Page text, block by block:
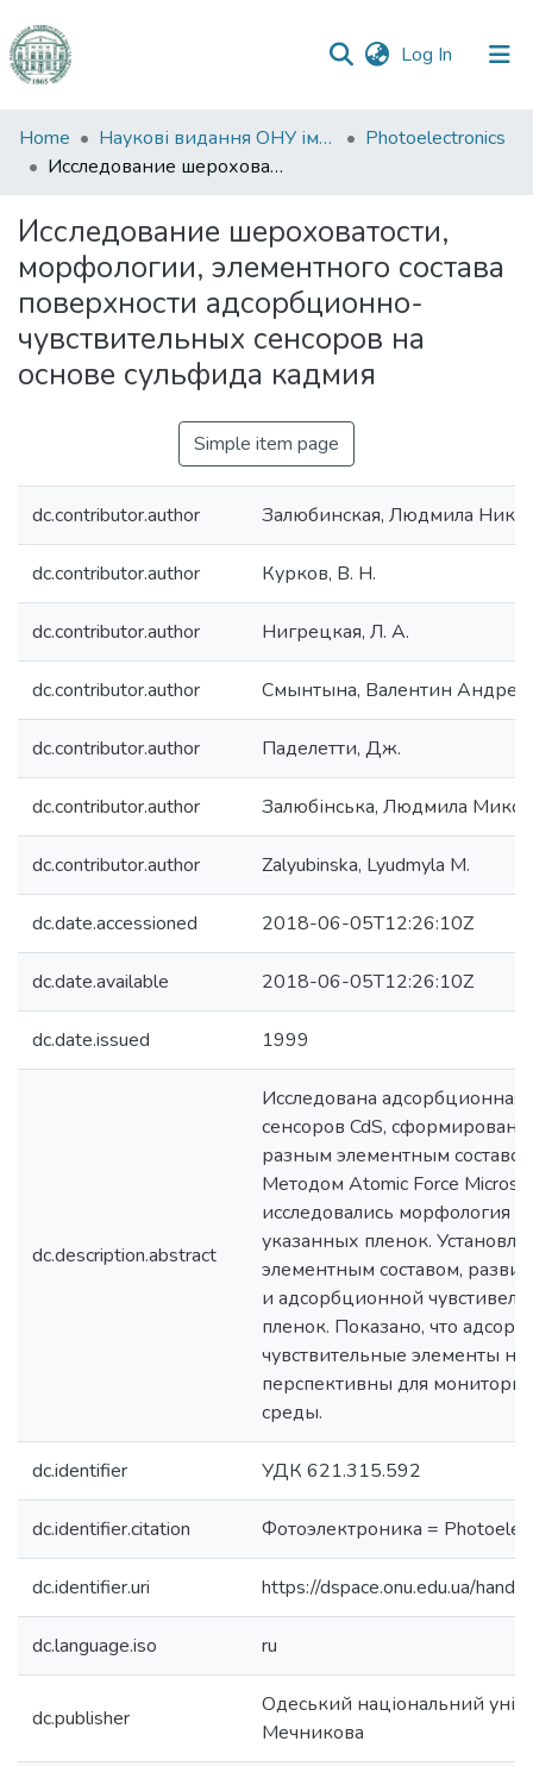
Log In (current)
Communities
&
All of DSpace
Statistics
Home Наукові видання ОНУ імені І. І. Мечникова
Photoelectronics
Исследование шероховатости, морфологии, элементного состава поверхности адсорбционно-чувствительных сенсоров на основе сульфида кадмия
Исследование шероховатости,
морфологии, элементного состава
поверхности адсорбционно-
чувствительных сенсоров на
основе сульфида кадмия
Simple item page
dc.contributor.author Залюбинская, Людмила
dc.contributor.author Курков, В. Н.
dc.contributor.author Нигрецкая, Л. А.
dc.contributor.author Смынтына, Валентин
dc.contributor.author Паделетти, Дж.
dc.contributor.author Залюбінська, Людмила
dc.contributor.author Zalyubinska, Lyudmyla M.
dc.date.accessioned 2018-06-05T12:26:10Z
dc.date.available 2018-06-05T12:26:10Z
dc.date.issued 1999
dc.description.abstract
Исследована адсорбционная
сенсоров CdS,
разным элементным
Методом Atomic Force
исследовались морфология
указанных пленок.
элементным составом,
и адсорбционной
пленок. Показано, что
чувствительные элементы на
перспективны для
среды.
dc.identifier УДК 621.315.592
dc.identifier.citation Фотоэлектроника =
dc.identifier.uri https://dspace.onu.edu.ua/
dc.language.iso ru
dc.publisher
Одеський національний
Мечникова